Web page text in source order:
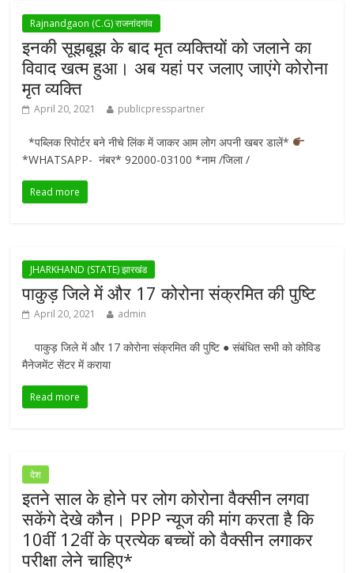
Rajnandgaon (C.G) राजनांदगांव
इनकी सूझबूझ के बाद मृत व्यक्तियों को जलाने का
विवाद खत्म हुआ। अब यहां पर जलाए जाएंगे कोरोना
मृत व्यक्ति
April 20, 2021 publicpresspartner
*पब्लिक रिपोर्टर बने नीचे लिंक में जाकर आम लोग अपनी खबर डालें*
*WHATSAPP- नंबर* 92000-03100 *नाम /जिला /
Read more
JHARKHAND (STATE) झारखंड
पाकुड़ जिले में और 17 कोरोना संक्रमित की पुष्टि
April 20, 2021 admin
पाकुड़ जिले में और 17 कोरोना संक्रमित की पुष्टि ● संबंधित सभी को कोविड
मैनेजमेंट सेंटर में कराया
Read more
देश
इतने साल के होने पर लोग कोरोना वैक्सीन लगवा
सकेंगे देखे कौन। PPP न्यूज की मांग करता है कि
10वीं 12वीं के प्रत्येक बच्चों को वैक्सीन लगाकर
परीक्षा लेने चाहिए*